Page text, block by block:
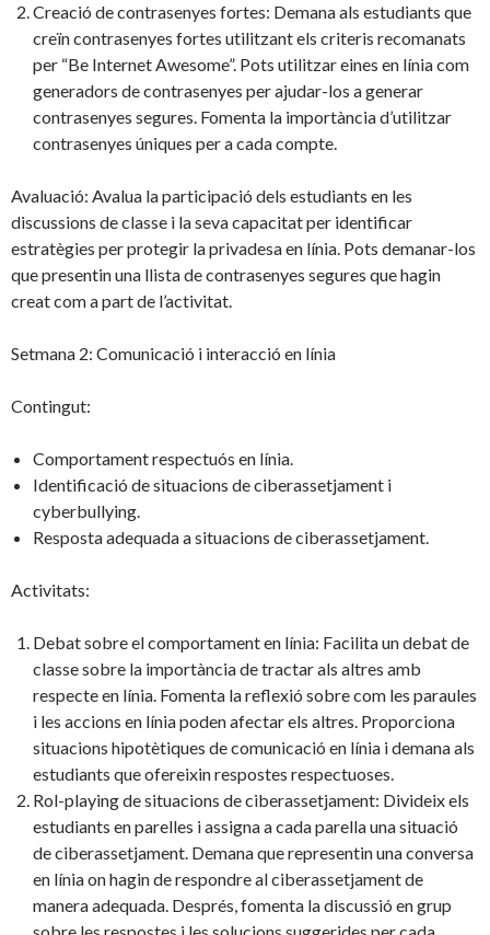
Creació de contrasenyes fortes: Demana als estudiants que
creïn contrasenyes fortes utilitzant els criteris recomanats
per “Be Internet Awesome”. Pots utilitzar eines en línia com
generadors de contrasenyes per ajudar-los a generar
contrasenyes segures. Fomenta la importància d’utilitzar
contrasenyes úniques per a cada compte.
Avaluació: Avalua la participació dels estudiants en les
discussions de classe i la seva capacitat per identificar
estratègies per protegir la privadesa en línia. Pots demanar-los
que presentin una llista de contrasenyes segures que hagin
creat com a part de l’activitat.
Setmana 2: Comunicació i interacció en línia
Contingut:
Comportament respectuós en línia.
Identificació de situacions de ciberassetjament i
cyberbullying.
Resposta adequada a situacions de ciberassetjament.
Activitats:
Debat sobre el comportament en línia: Facilita un debat de
classe sobre la importància de tractar als altres amb
respecte en línia. Fomenta la reflexió sobre com les paraules
i les accions en línia poden afectar els altres. Proporciona
situacions hipotètiques de comunicació en línia i demana als
estudiants que ofereixin respostes respectuoses.
Rol-playing de situacions de ciberassetjament: Divideix els
estudiants en parelles i assigna a cada parella una situació
de ciberassetjament. Demana que representin una conversa
en línia on hagin de respondre al ciberassetjament de
manera adequada. Després, fomenta la discussió en grup